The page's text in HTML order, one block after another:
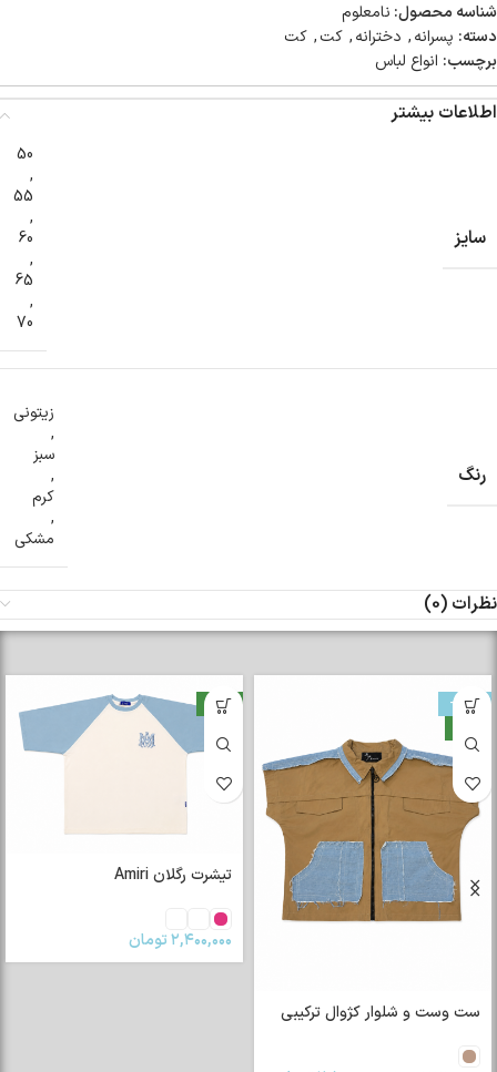
شناسه محصول: نامعلوم
دسته: پسرانه, دخترانه, کت, کت
برچسب: انواع لباس
اطلاعات بیشتر
سایز
50
,
55
,
60
,
65
,
70
رنگ
زیتونی
,
سبز
,
کرم
,
مشکی
نظرات (0)
-33%
ست وست و شلوار کژوال ترکیبی
جدید
تیشرت رگلان Amiri
۲,۴۰۰,۰۰۰تومان